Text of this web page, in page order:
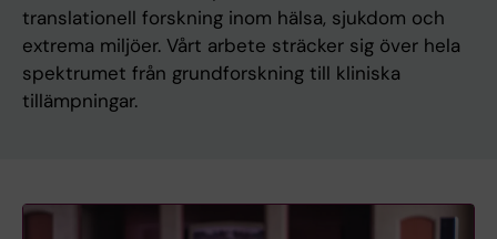
translationell forskning inom hälsa, sjukdom och
extrema miljöer. Vårt arbete sträcker sig över hela
spektrumet från grundforskning till kliniska
tillämpningar.